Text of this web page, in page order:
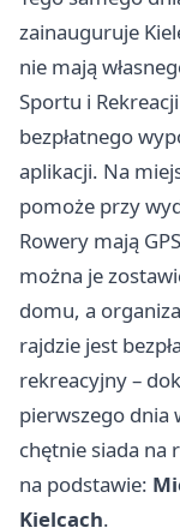
zainauguruje
nie mają
Sportu i
bezpłatnego
aplikacji. Na
pomoże przy
Rowery mają
można je
domu, a
rajdzie jest
rekreacyjny –
pierwszego dnia
chętnie siada na
na podstawie:
Kielcach.